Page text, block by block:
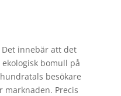
Det innebär att det
bomull på
besökare
Precis